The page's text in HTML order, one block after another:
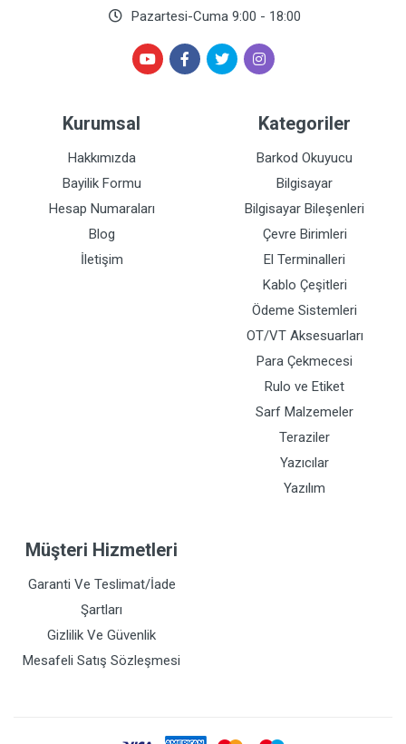
Pazartesi-Cuma 9:00 - 18:00
Kurumsal
Hakkımızda
Bayilik Formu
Hesap Numaraları
Blog
İletişim
Kategoriler
Barkod Okuyucu
Bilgisayar
Bilgisayar Bileşenleri
Çevre Birimleri
El Terminalleri
Kablo Çeşitleri
Ödeme Sistemleri
OT/VT Aksesuarları
Para Çekmecesi
Rulo ve Etiket
Sarf Malzemeler
Teraziler
Yazıcılar
Yazılım
Müşteri Hizmetleri
Garanti Ve Teslimat/İade
Şartları
Gizlilik Ve Güvenlik
Mesafeli Satış Sözleşmesi